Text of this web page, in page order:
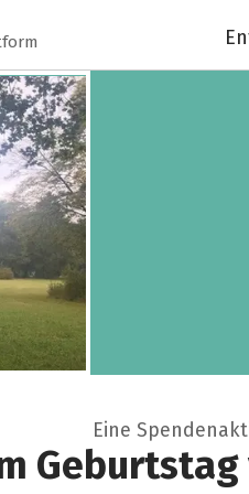
Eine
Geburtstag